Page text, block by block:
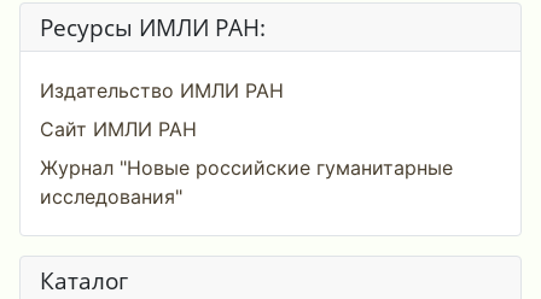
Ресурсы ИМЛИ РАН:
Издательство ИМЛИ РАН
Сайт ИМЛИ РАН
Журнал "Новые российские гуманитарные
исследования"
Каталог